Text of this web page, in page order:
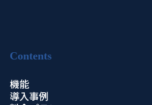
Contents
機能
導入事例